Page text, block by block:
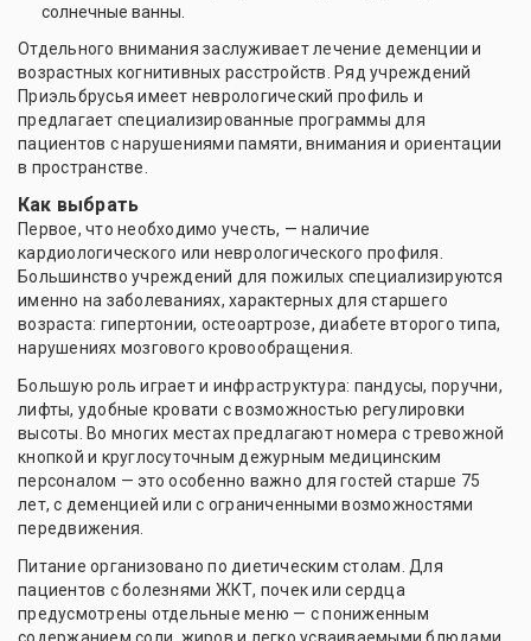
солнечные ванны.
Отдельного внимания заслуживает лечение деменции и
возрастных когнитивных расстройств. Ряд учреждений
Приэльбрусья имеет неврологический профиль и
предлагает специализированные программы для
пациентов с нарушениями памяти, внимания и ориентации
в пространстве.
Как выбрать
Первое, что необходимо учесть, — наличие
кардиологического или неврологического профиля.
Большинство учреждений для пожилых специализируются
именно на заболеваниях, характерных для старшего
возраста: гипертонии, остеоартрозе, диабете второго типа,
нарушениях мозгового кровообращения.
Большую роль играет и инфраструктура: пандусы, поручни,
лифты, удобные кровати с возможностью регулировки
высоты. Во многих местах предлагают номера с тревожной
кнопкой и круглосуточным дежурным медицинским
персоналом — это особенно важно для гостей старше 75
лет, с деменцией или с ограниченными возможностями
передвижения.
Питание организовано по диетическим столам. Для
пациентов с болезнями ЖКТ, почек или сердца
предусмотрены отдельные меню — с пониженным